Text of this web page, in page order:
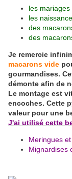
les mariages
les
des
des
Je remercie
macarons vide
gourmandises.
démonte afin de
Le montage est
encoches. Cette
valeur pour une
J'ai utilisé cette
Meringues
Mignardises